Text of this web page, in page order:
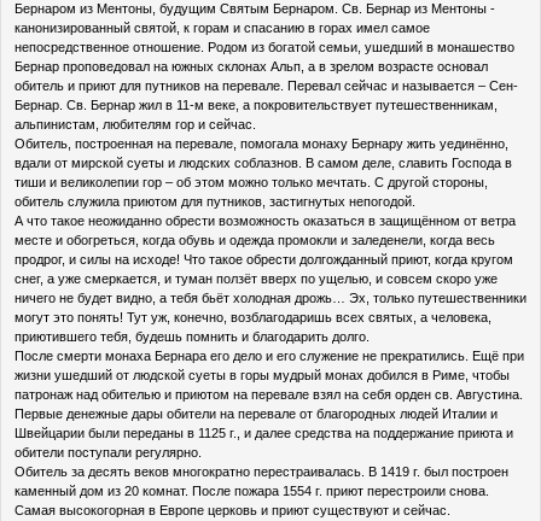
Бернаром из Ментоны, будущим Святым Бернаром. Св. Бернар из Ментоны -
канонизированный святой, к горам и спасанию в горах имел самое
непосредственное отношение. Родом из богатой семьи, ушедший в монашество
Бернар проповедовал на южных склонах Альп, а в зрелом возрасте основал
обитель и приют для путников на перевале. Перевал сейчас и называется – Сен-
Бернар. Св. Бернар жил в 11-м веке, а покровительствует путешественникам,
альпинистам, любителям гор и сейчас.
Обитель, построенная на перевале, помогала монаху Бернару жить уединённо,
вдали от мирской суеты и людских соблазнов. В самом деле, славить Господа в
тиши и великолепии гор – об этом можно только мечтать. С другой стороны,
обитель служила приютом для путников, застигнутых непогодой.
А что такое неожиданно обрести возможность оказаться в защищённом от ветра
месте и обогреться, когда обувь и одежда промокли и заледенели, когда весь
продрог, и силы на исходе! Что такое обрести долгожданный приют, когда кругом
снег, а уже смеркается, и туман ползёт вверх по ущелью, и совсем скоро уже
ничего не будет видно, а тебя бьёт холодная дрожь… Эх, только путешественники
могут это понять! Тут уж, конечно, возблагодаришь всех святых, а человека,
приютившего тебя, будешь помнить и благодарить долго.
После смерти монаха Бернара его дело и его служение не прекратились. Ещё при
жизни ушедший от людской суеты в горы мудрый монах добился в Риме, чтобы
патронаж над обителью и приютом на перевале взял на себя орден св. Августина.
Первые денежные дары обители на перевале от благородных людей Италии и
Швейцарии были переданы в 1125 г., и далее средства на поддержание приюта и
обители поступали регулярно.
Обитель за десять веков многократно перестраивалась. В 1419 г. был построен
каменный дом из 20 комнат. После пожара 1554 г. приют перестроили снова.
Самая высокогорная в Европе церковь и приют существуют и сейчас.